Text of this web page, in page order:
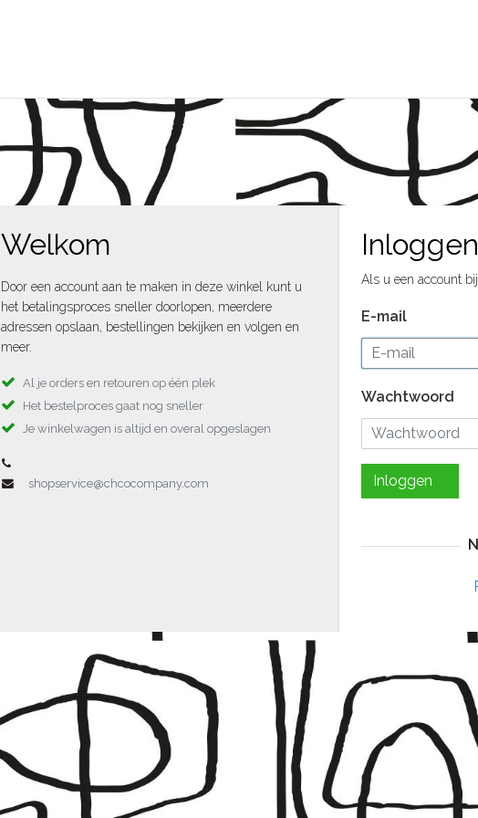
Welkom
Door een account aan te maken in deze winkel kunt u
het betalingsproces sneller doorlopen, meerdere
adressen opslaan, bestellingen bekijken en volgen en
meer.
Al je orders en retouren op één plek
Het bestelproces gaat nog sneller
Je winkelwagen is altijd en overal opgeslagen
shopservice@chcocompany.com
Inloggen
Als u een account
E-mail
Wachtwoord
Inloggen